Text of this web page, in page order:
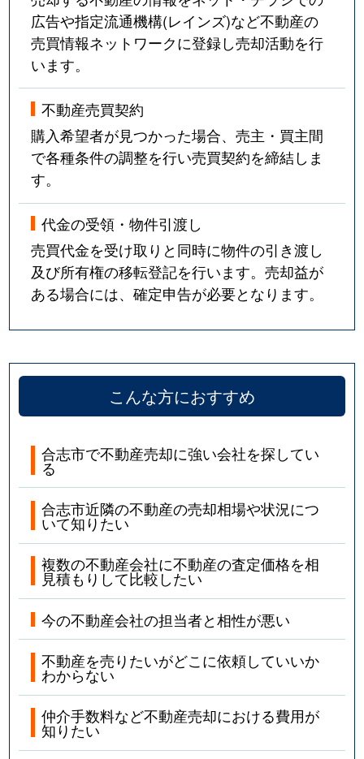
広告や指定流通機構(レインズ)など不動産の
売買情報ネットワークに登録し売却活動を行
います。
不動産売買契約
購入希望者が見つかった場合、売主・買主間
で各種条件の調整を行い売買契約を締結しま
す。
代金の受領・物件引渡し
売買代金を受け取りと同時に物件の引き渡し
及び所有権の移転登記を行います。売却益が
ある場合には、確定申告が必要となります。
こんな方におすすめ
合志市で不動産売却に強い会社を探してい
る
合志市近隣の不動産の売却相場や状況につ
いて知りたい
複数の不動産会社に不動産の査定価格を相
見積もりして比較したい
今の不動産会社の担当者と相性が悪い
不動産を売りたいがどこに依頼していいか
わからない
仲介手数料など不動産売却における費用が
知りたい